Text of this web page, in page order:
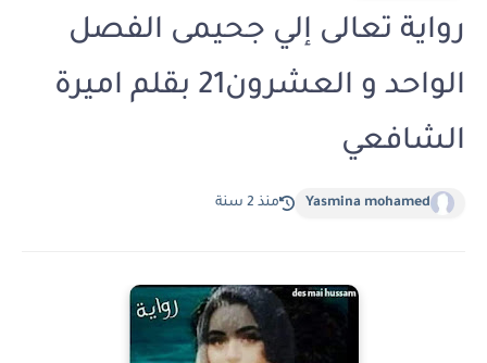
رواية تعالى إلي جحيمى الفصل
الواحد و العشرون21 بقلم اميرة
الشافعي
Yasmina mohamed منذ 2 سنة